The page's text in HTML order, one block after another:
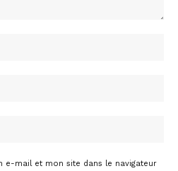
e-mail et mon site dans le navigateur